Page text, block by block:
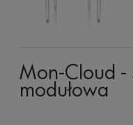
Mon-Cloud -
modułowa